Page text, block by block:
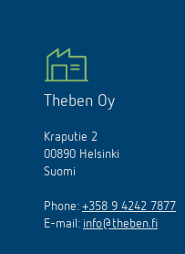
Theben Oy
Kraputie 2
00890 Helsinki
Suomi
Phone: +358 9 4242 7877
E-mail: info@theben.fi